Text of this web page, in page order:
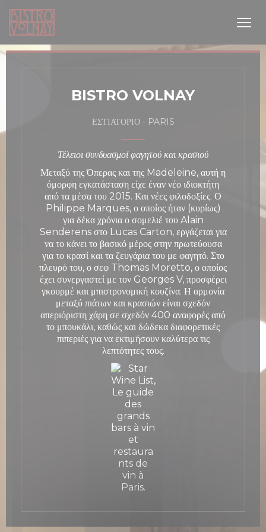
BISTRO VOLNAY
ΕΣΤΙΑΤΌΡΙΟ - PARIS
Τέλειοι συνδυασμοί φαγητού και κρασιού
Μεταξύ της Όπερας και της Madeleine, αυτή η
όμορφη εγκατάσταση είχε έναν νέο ιδιοκτήτη
από τα μέσα του 2015. Και νέες φιλοδοξίες. Ο
Philippe Marques, ο οποίος ήταν (κυρίως)
για δέκα χρόνια ο σομελιέ του Alain
Senderens στο Lucas Carton, εργάζεται για
να το κάνει το βασικό μέρος στην πρωτεύουσα
για το κρασί και τα ζευγάρια του με φαγητό. Στο
πλευρό του, ο σεφ Thomas Moretto, ο οποίος
έχει συνεργαστεί με τον Georges V, προσφέρει
γκουρμέ και μπιστρονομική κουζίνα. Η αρμονία
μεταξύ πιάτων και κρασιών είναι σχεδόν
απεριόριστη χάρη σε σχεδόν 400 αναφορές από
το μπουκάλι, καθώς και δώδεκα διαφορετικές
πιπεριές για να εκτιμήσουν καλύτερα τις
λεπτότητες τους.